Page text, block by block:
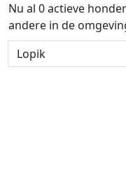
Nu al 0 actieve
andere in de